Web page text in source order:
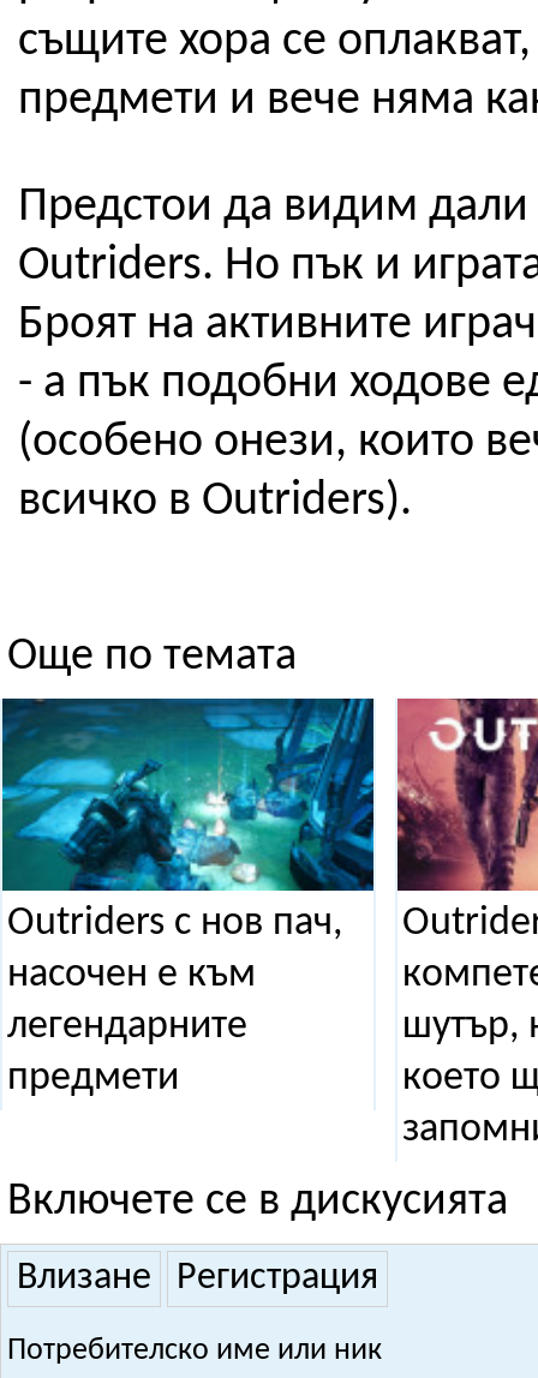
същите хора се
предмети и вече няма
Предстои да видим
Outriders. Но пък и
Броят на активните
- а пък подобни ходове
(особено онези, които
всичко в Outriders).
Още по темата
Outriders с нов пач,
насочен е към
легендарните
предмети
шутър,
което
Включете се в дискусията
Влизане Регистрация
Потребителско име или ник